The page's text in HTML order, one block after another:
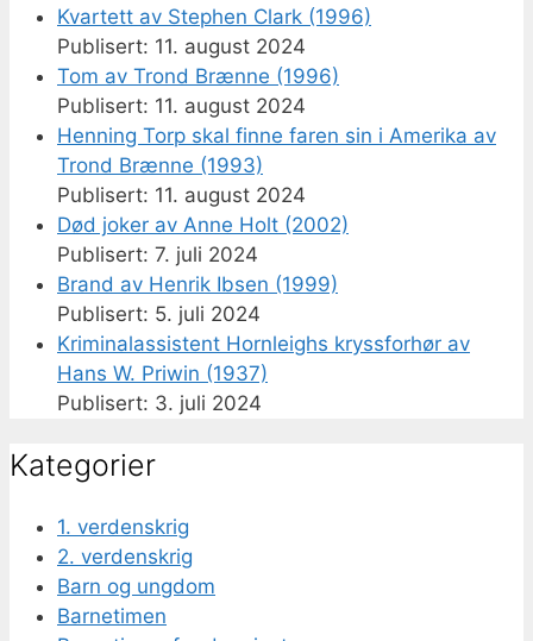
Kvartett av Stephen Clark (1996)
11. august 2024
Tom av Trond Brænne (1996)
11. august 2024
Henning Torp skal finne faren sin i Amerika av
Trond Brænne (1993)
11. august 2024
Død joker av Anne Holt (2002)
7. juli 2024
Brand av Henrik Ibsen (1999)
5. juli 2024
Kriminalassistent Hornleighs kryssforhør av
Hans W. Priwin (1937)
3. juli 2024
Kategorier
1. verdenskrig
2. verdenskrig
Barn og ungdom
Barnetimen